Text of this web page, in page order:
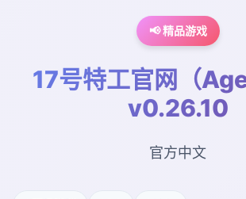
📢 精品游戏
17号特工官网（
v0.26.10
官方中文